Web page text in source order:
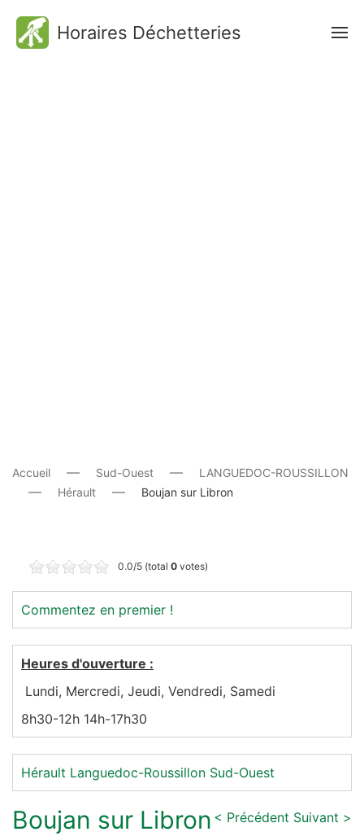
Horaires Déchetteries
Accueil Sud-Ouest
LANGUEDOC-ROUSSILLON
Hérault
Boujan sur Libron
0.0/5 (total 0 votes)
Commentez en premier !
Heures d'ouverture :
Lundi, Mercredi, Jeudi, Vendredi, Samedi
8h30-12h 14h-17h30
Hérault Languedoc-Roussillon Sud-Ouest
Boujan sur Libron < Précédent Suivant >